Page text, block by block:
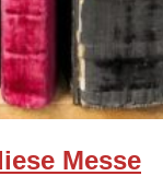
Messe